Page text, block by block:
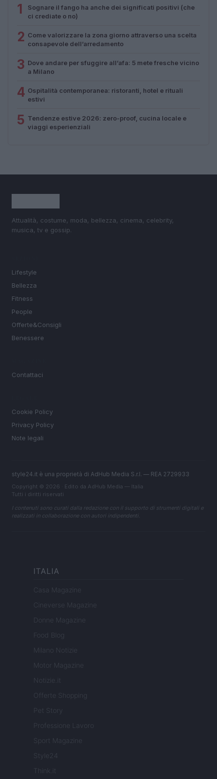
1
Sognare il fango ha anche dei significati positivi (che
ci crediate o no)
2 Come valorizzare la zona giorno attraverso una scelta
consapevole dell’arredamento
3 Dove andare per sfuggire all’afa: 5 mete fresche vicino
a Milano
4 Ospitalità contemporanea: ristoranti, hotel e rituali
estivi
5 Tendenze estive 2026: zero-proof, cucina locale e
viaggi esperienziali
Attualità, costume, moda, bellezza, cinema, celebrity,
musica, tv e gossip.
Lifestyle
Bellezza
Fitness
People
Offerte&Consigli
Benessere
Contattaci
Cookie Policy
Privacy Policy
Note legali
style24.it è una proprietà di AdHub Media S.r.l. — REA 2729933
Copyright © 2026 · Edito da AdHub Media — Italia
Tutti i diritti riservati
I contenuti sono curati dalla redazione con il supporto di strumenti digitali e
realizzati in collaborazione con autori indipendenti.
ITALIA
Casa Magazine
Cineverse Magazine
Donne Magazine
Food Blog
Milano Notizie
Motor Magazine
Notizie.it
Offerte Shopping
Pet Story
Professione Lavoro
Sport Magazine
Style24
Think.it